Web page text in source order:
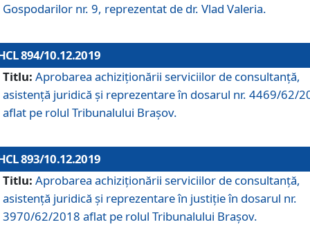
Gospodarilor nr. 9, reprezentat de dr. Vlad Valeria.
894/10.12.2019
Titlu: Aprobarea achiziţionării serviciilor de consultanţă,
asistenţă juridică şi reprezentare în dosarul nr. 4469/62/
aflat pe rolul Tribunalului Braşov.
893/10.12.2019
Titlu: Aprobarea achiziţionării serviciilor de consultanţă,
asistenţă juridică şi reprezentare în justiţie în dosarul nr.
3970/62/2018 aflat pe rolul Tribunalului Braşov.